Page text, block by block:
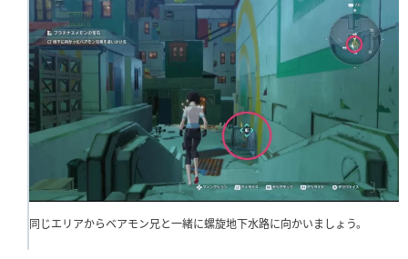
同じエリアからベアモン兄と一緒に螺旋地下水路に向かいましょう。